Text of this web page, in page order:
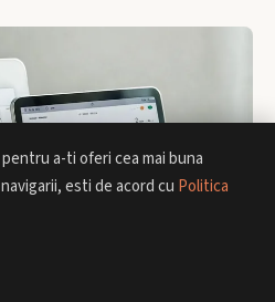
a-ti oferi cea mai buna
esti de acord cu Politica